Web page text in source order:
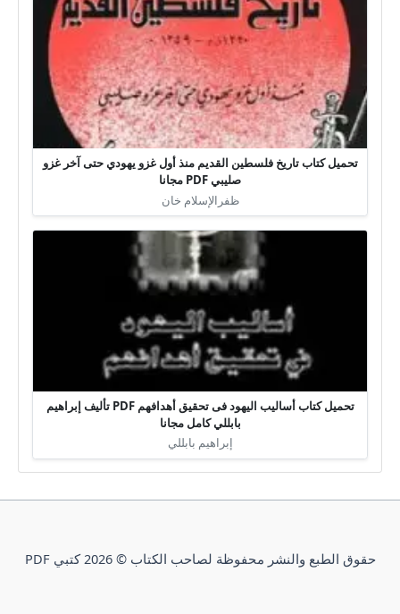
تحميل كتاب تاريخ فلسطين القديم منذ أول غزو يهودي حتى آخر غزو
صليبي PDF مجانا
ظفرالإسلام خان
تحميل كتاب أساليب اليهود فى تحقيق أهدافهم PDF تأليف إبراهيم
بابللي كامل مجانا
إبراهيم بابللي
حقوق الطبع والنشر محفوظة لصاحب الكتاب © 2026 كتبي PDF